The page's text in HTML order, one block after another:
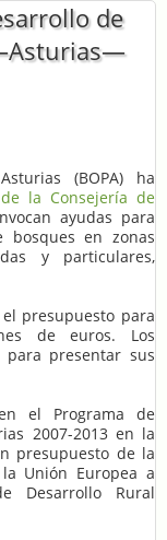
de
(BOPA) ha
la Consejería de
ayudas para
bosques en zonas
y particulares,
presupuesto para
de euros. Los
presentar sus
el Programa de
2007-2013 en la
presupuesto de la
Unión Europea a
Desarrollo Rural